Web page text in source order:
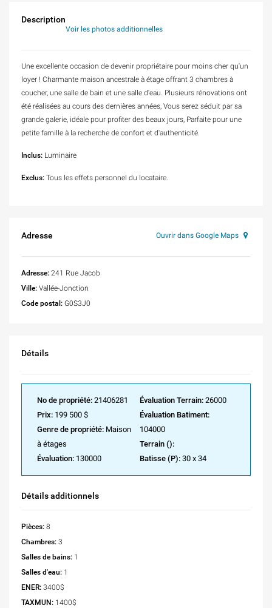
Description
Voir les photos additionnelles
Une excellente occasion de devenir propriétaire pour moins cher qu'un
loyer ! Charmante maison ancestrale à étage offrant 3 chambres à
coucher, une salle de bain et une salle d'eau. Plusieurs rénovations ont
été réalisées au cours des dernières années, Vous serez séduit par sa
grande galerie, idéale pour profiter des beaux jours, Parfaite pour une
petite famille à la recherche de confort et d'authenticité.
Inclus: Luminaire
Exclus: Tous les effets personnel du locataire.
Adresse Ouvrir dans Google Maps
Adresse: 241 Rue Jacob
Ville: Vallée-Jonction
Code postal: G0S3J0
Détails
No de propriété: 21406281
Prix: 199 500 $
Genre de propriété: Maison
à étages
Évaluation: 130000
Évaluation Terrain: 26000
Évaluation Batiment:
104000
Terrain ():
Batisse (P): 30 x 34
Détails additionnels
Pièces: 8
Chambres: 3
Salles de bains: 1
Salles d'eau: 1
ENER: 3400$
TAXMUN: 1400$